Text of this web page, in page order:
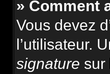
» Comment
Vous devez
l’utilisateur.
signature sur